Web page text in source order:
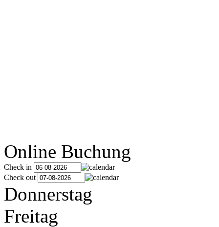
Online Buchung
Check in
Check out
Donnerstag
Freitag